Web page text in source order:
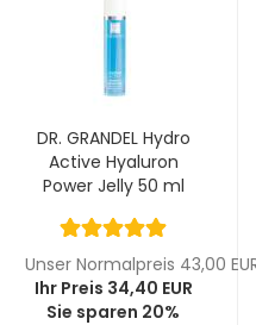
DR. GRANDEL Hydro
Active Hyaluron
Power Jelly 50 ml
Unser Normalpreis 43,00
Ihr Preis 34,40 EUR
Sie sparen 20%